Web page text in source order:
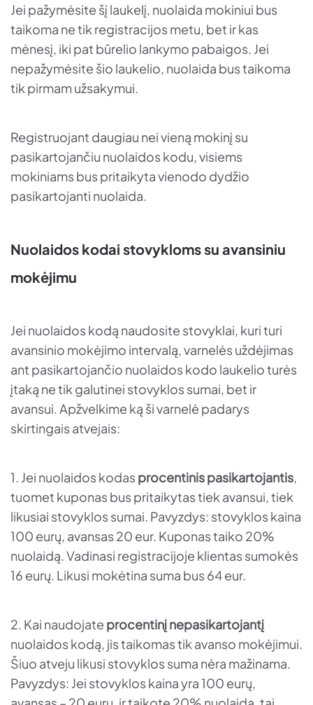
Jei pažymėsite šį laukelį, nuolaida mokiniui bus
taikoma ne tik registracijos metu, bet ir kas
mėnesį, iki pat būrelio lankymo pabaigos. Jei
nepažymėsite šio laukelio, nuolaida bus taikoma
tik pirmam užsakymui.
Registruojant daugiau nei vieną mokinį su
pasikartojančiu nuolaidos kodu, visiems
mokiniams bus pritaikyta vienodo dydžio
pasikartojanti nuolaida.
Nuolaidos kodai stovykloms su avansiniu
mokėjimu
Jei nuolaidos kodą naudosite stovyklai, kuri turi
avansinio mokėjimo intervalą, varnelės uždėjimas
ant pasikartojančio nuolaidos kodo laukelio turės
įtaką ne tik galutinei stovyklos sumai, bet ir
avansui. Apžvelkime ką ši varnelė padarys
skirtingais atvejais:
1. Jei nuolaidos kodas procentinis pasikartojantis
tuomet kuponas bus pritaikytas tiek avansui, tiek
likusiai stovyklos sumai. Pavyzdys: stovyklos kaina
100 eurų, avansas 20 eur. Kuponas taiko 20%
nuolaidą. Vadinasi registracijoje klientas sumokės
16 eurų. Likusi mokėtina suma bus 64 eur.
2. Kai naudojate procentinįnepasikartojantį
nuolaidos kodą, jis taikomas tik avanso mokėjimui.
Šiuo atveju likusi stovyklos suma nėra mažinama.
Pavyzdys: Jei stovyklos kaina yra 100 eurų,